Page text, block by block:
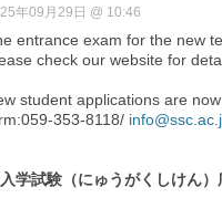
年09月29日 @ 10:46
entrance exam for the new
check our website for
student applications are
353-8118/
学試験（にゅうがくしけん）